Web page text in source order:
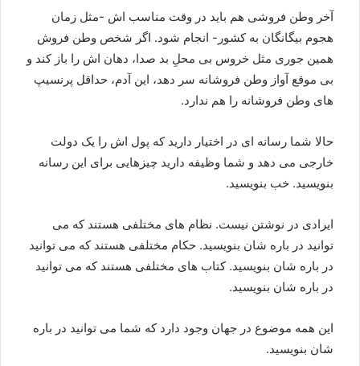
آخر وطن فروشی هم باید در وقت مناسب اش -مثل زمان
هجوم بیگانگان به کشور- انجام شود. اگر شخص وطن فروش
همین جوری مثل خروس بی محلِ بد صدا، دهان اش را باز کند و
بی موقع آواز وطن فروشانه سر دهد، این آدم، حداقل پرنسیپ
های وطن فروشانه را هم ندارد.
حالا شما رسانه ای در اختیار دارید که پول اش را یک دولت
خارجی می دهد و شما وظیفه دارید چیزهایی برای این رسانه
بنویسید. خب بنویسید.
ایرادی در نوشتن نیست. نظام های مختلفی هستند که می
توانید در باره شان بنویسید. حکام مختلفی هستند که می توانید
در باره شان بنویسید. کتاب های مختلفی هستند که می توانید
در باره شان بنویسید.
این همه موضوع در جهان وجود دارد که شما می توانید در باره
شان بنویسید.